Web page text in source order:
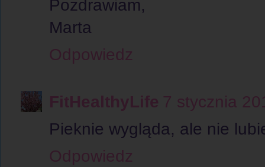
Pozdrawiam,
Marta
Odpowiedz
FitHealthyLife 7 stycznia
Pieknie wygląda, ale nie
Odpowiedz